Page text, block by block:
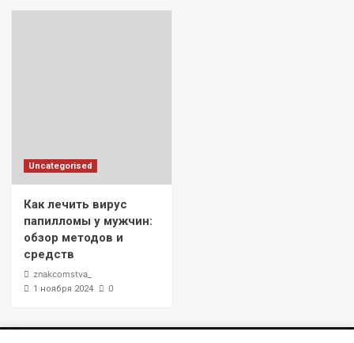
Uncategorised
Как лечить вирус
папилломы у мужчин:
обзор методов и
средств
znakcomstva_
1 ноября 2024 0